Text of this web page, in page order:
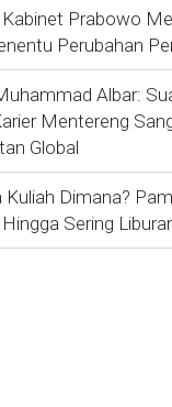
Prabowo
Perubahan
Albar:
Mentereng
Global
Kuliah Dimana?
Sering